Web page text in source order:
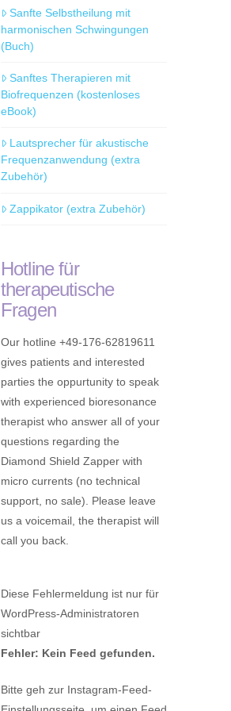
Sanfte Selbstheilung mit
harmonischen Schwingungen
(Buch)
Sanftes Therapieren mit
Biofrequenzen (kostenloses
eBook)
Lautsprecher für akustische
Frequenzanwendung (extra
Zubehör)
Zappikator (extra Zubehör)
Hotline für
therapeutische
Fragen
Our hotline +49-176-62819611
gives patients and interested
parties the oppurtunity to speak
with experienced bioresonance
therapist who answer all of your
questions regarding the
Diamond Shield Zapper with
micro currents (no technical
support, no sale). Please leave
us a voicemail, the therapist will
call you back.
Diese Fehlermeldung ist nur für
WordPress-Administratoren
sichtbar
Fehler: Kein Feed gefunden.
Bitte geh zur Instagram-Feed-